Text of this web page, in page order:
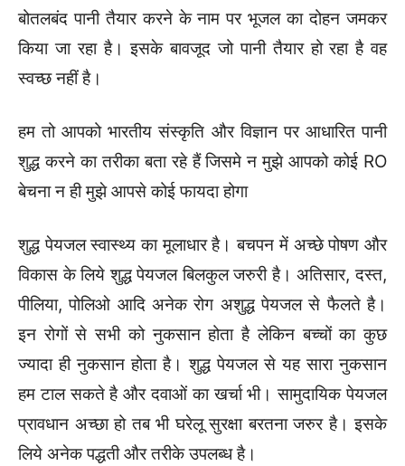
बोतलबंद पानी तैयार करने के नाम पर भूजल का दोहन जमकर
किया जा रहा है। इसके बावजूद जो पानी तैयार हो रहा है वह
स्वच्छ नहीं है।
हम तो आपको भारतीय संस्कृति और विज्ञान पर आधारित पानी
शुद्ध करने का तरीका बता रहे हैं जिसमे न मुझे आपको कोई RO
बेचना न ही मुझे आपसे कोई फायदा होगा
शुद्ध पेयजल स्वास्थ्य का मूलाधार है। बचपन में अच्छे पोषण और
विकास के लिये शुद्ध पेयजल बिलकुल जरुरी है। अतिसार, दस्त,
पीलिया, पोलिओ आदि अनेक रोग अशुद्ध पेयजल से फैलते है।
इन रोगों से सभी को नुकसान होता है लेकिन बच्चों का कुछ
ज्यादा ही नुकसान होता है। शुद्ध पेयजल से यह सारा नुकसान
हम टाल सकते है और दवाओं का खर्चा भी। सामुदायिक पेयजल
प्रावधान अच्छा हो तब भी घरेलू सुरक्षा बरतना जरुर है। इसके
लिये अनेक पद्धती और तरीके उपलब्ध है।